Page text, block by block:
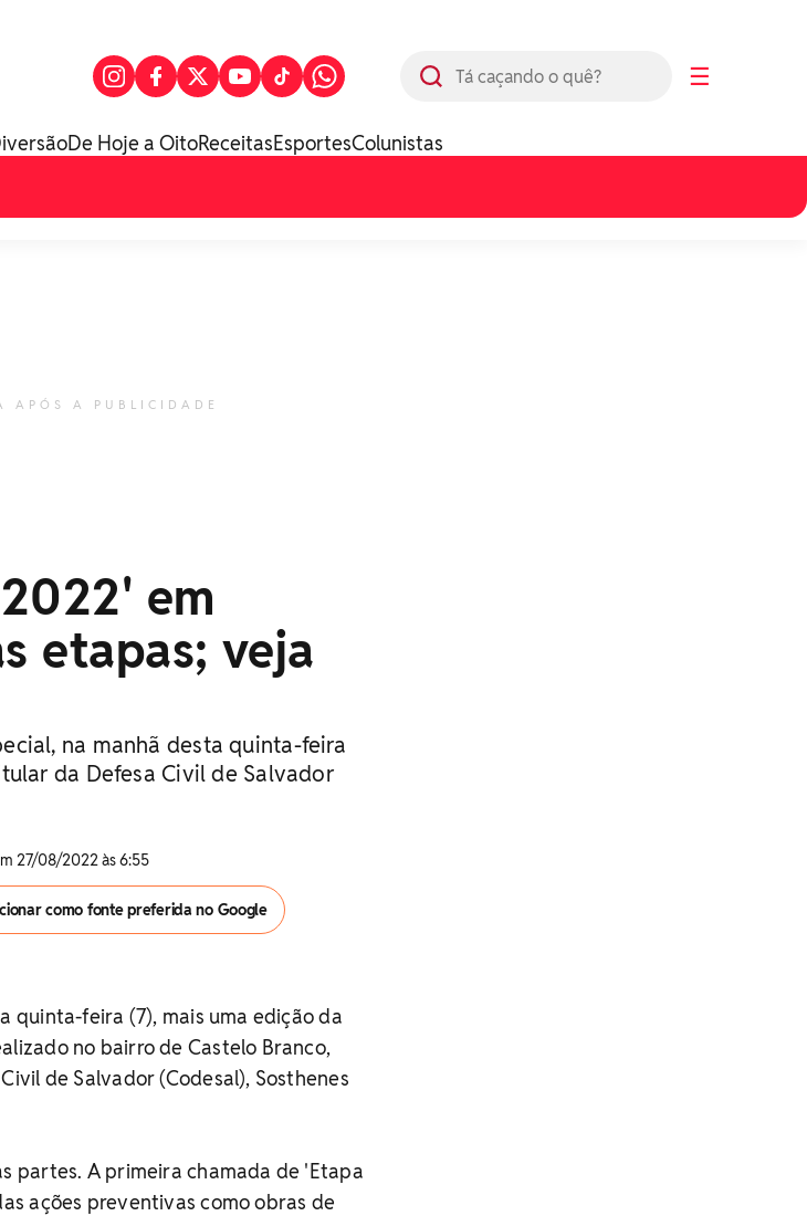
☰
De Hoje a OitoReceitasEsportesColunistas
APÓS A PUBLICIDADE
em
etapas; veja
na manhã desta quinta-feira
da Defesa Civil de Salvador
27/08/2022 às 6:55
como fonte preferida no Google
quinta-feira (7), mais uma edição da
no bairro de Castelo Branco,
de Salvador (Codesal), Sosthenes
partes. A primeira chamada de 'Etapa
ações preventivas como obras de